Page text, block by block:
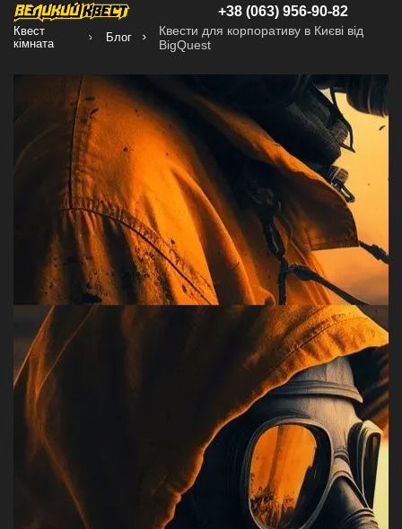
+38 (063) 956-90-82
Квест
кімната
Блог
Квести для корпоративу в Києві від
BigQuest